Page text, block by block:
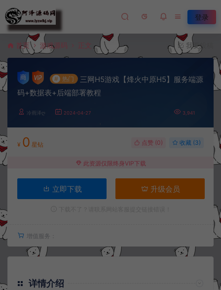
登录
首页 游戏源码 正文 我要投稿
# 热门
三网H5游戏【烽火中原H5】服务端源
码+数据表+后端部署教程
冷雨泽ღ 2024-04-27 3,941
¥ 0 星钻 点赞 (0) 收藏 (3)
此资源仅限终身VIP下载
立即下载 升级会员
增值服务：
详情介绍